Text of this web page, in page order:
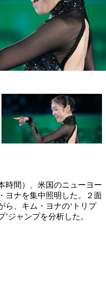
時間）、米国のニューヨー
ヨナを集中照明した。２面
ら、キム・ヨナの‘トリプ
ジャンプを分析した。